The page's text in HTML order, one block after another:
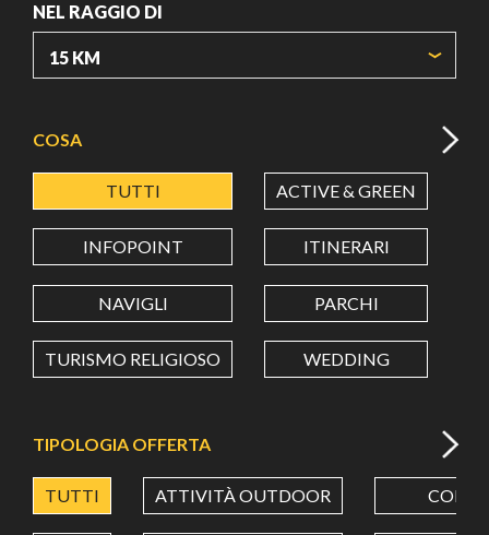
NEL RAGGIO DI
LATITUDINE
LONGITUDINE
Value in decimal degrees. Use dot (.) as decimal separator.
COSA
TUTTI ACTIVE & GREEN
INFOPOINT ITINERARI
NAVIGLI PARCHI
TURISMO RELIGIOSO WEDDING
TIPOLOGIA OFFERTA
TUTTI ATTIVITÀ OUTDOOR CORSI